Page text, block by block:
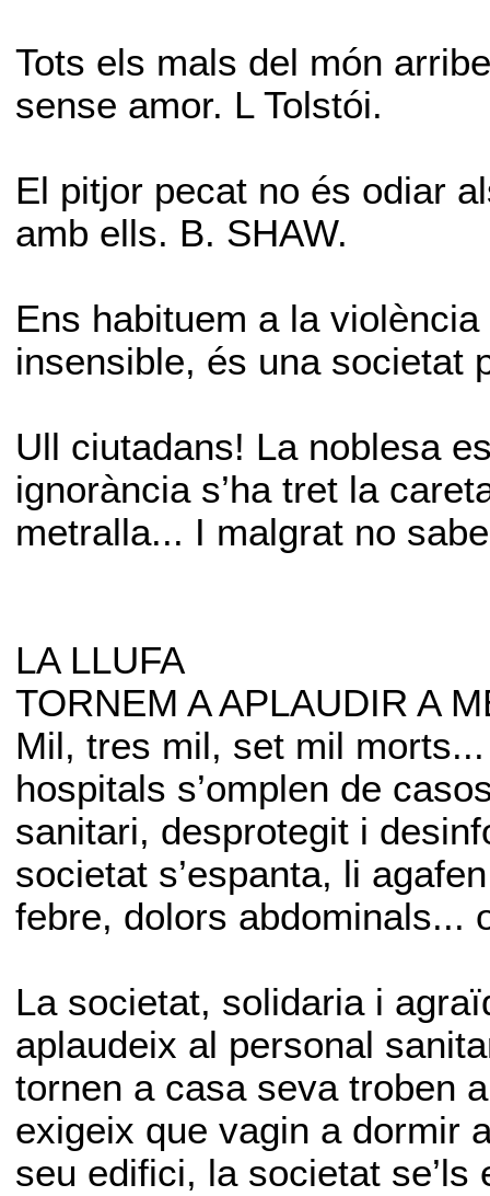
Tots els mals del món
sense amor. L Tolstói.
El pitjor pecat no és odiar
amb ells. B. SHAW.
Ens habituem a la
insensible, és una societat
Ull ciutadans! La noblesa
ignorància s’ha tret la
metralla... I malgrat no
LA LLUFA
TORNEM A APLAUDIR A
Mil, tres mil, set mil
hospitals s’omplen de
sanitari, desprotegit i
societat s’espanta, li
febre, dolors abdominals...
La societat, solidaria i
aplaudeix al personal
tornen a casa seva troben
exigeix que vagin a dormir
seu edifici, la societat se’ls